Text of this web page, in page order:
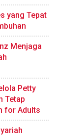
yang Tepat
Menjaga
Petty
Tetap
for Adults